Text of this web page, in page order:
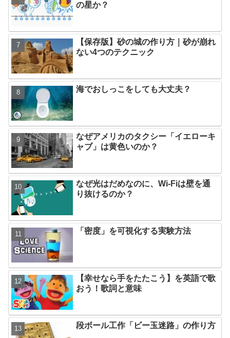
の星か？
【保存版】砂の城の作り方｜砂が崩れ
ない4つのテクニック
海でおしっこをしても大丈夫？
なぜアメリカのタクシー「イエローキ
ャブ」は黄色いのか？
なぜ光はだめなのに、Wi-Fiは壁を通
り抜けるのか？
「密度」を可視化する実験方法
【幸せなら手をたたこう】を英語で歌
おう！歌詞と意味
段ボール工作「ビー玉迷路」の作り方